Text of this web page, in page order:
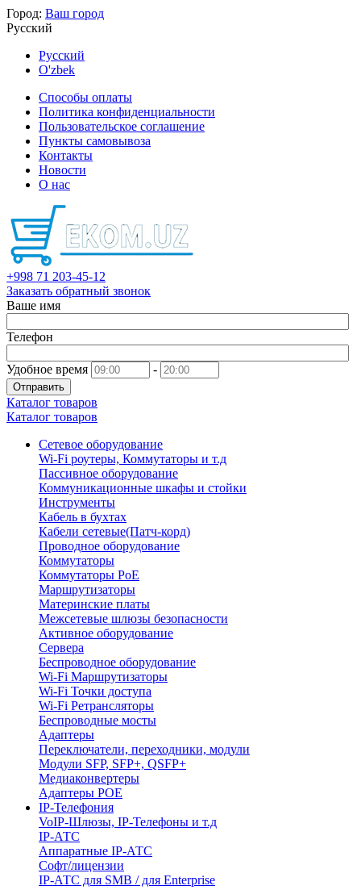
Город: Ваш город
Русский
Русский
O'zbek
Способы оплаты
Политика конфиденциальности
Пользовательское соглашение
Пункты самовывоза
Контакты
Новости
О нас
+998 71 203-45-12
Заказать обратный звонок
Ваше имя
Телефон
Удобное время -
Отправить
Каталог товаров
Каталог товаров
Сетевое оборудование
Wi-Fi роутеры, Коммутаторы и т.д
Пассивное оборудование
Коммуникационные шкафы и стойки
Инструменты
Кабель в бухтах
Кабели сетевые(Патч-корд)
Проводное оборудование
Коммутаторы
Коммутаторы PoE
Маршрутизаторы
Материнские платы
Межсетевые шлюзы безопасности
Активное оборудование
Сервера
Беспроводное оборудование
Wi-Fi Маршрутизаторы
Wi-Fi Точки доступа
Wi-Fi Ретрансляторы
Беспроводные мосты
Адаптеры
Переключатели, переходники, модули
Модули SFP, SFP+, QSFP+
Медиаконвертеры
Адаптеры POE
IP-Телефония
VoIP-Шлюзы, IP-Телефоны и т.д
IP-АТС
Аппаратные IP-АТС
Софт/лицензии
IP-АТС для SMB / для Enterprise